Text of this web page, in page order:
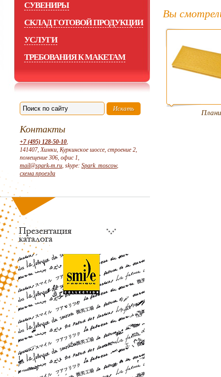
СУВЕНИРЫ
СКЛАД ГОТОВОЙ ПРОДУКЦИИ
УСЛУГИ
ТРЕБОВАНИЯ К МАКЕТАМ
Контакты
+7 (495) 128-50-10,
141407, Химки, Куркинское шоссе, строение 2,
помещение 306, офис 1,
mail@spark-m.ru, skype: Spark_moscow,
схема проезда
Вы